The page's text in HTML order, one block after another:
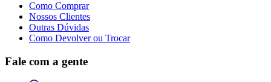
Como Comprar
Nossos Clientes
Outras Dúvidas
Como Devolver ou Trocar
Fale com a gente